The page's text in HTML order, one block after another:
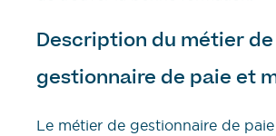
Description du métier de
gestionnaire de paie et
Le métier de gestionnaire de